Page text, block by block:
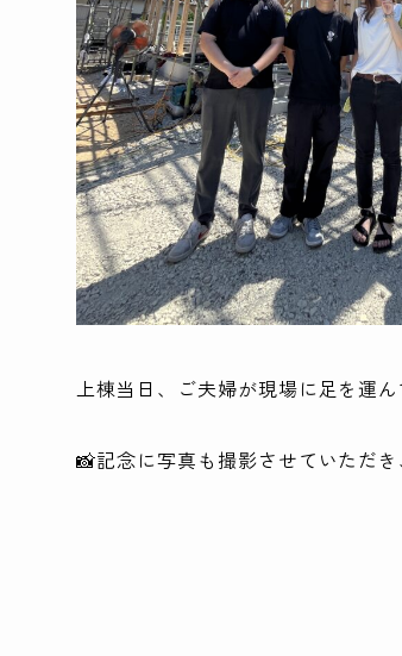
上棟当日、ご夫婦が現場に足を運
📸記念に写真も撮影させていただ